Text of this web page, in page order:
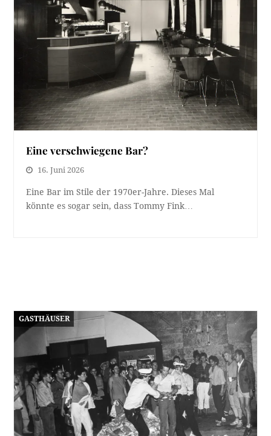
Eine verschwiegene Bar?
16. Juni 2026
Eine Bar im Stile der 1970er-Jahre. Dieses Mal
könnte es sogar sein, dass Tommy Fink…
GASTHÄUSER